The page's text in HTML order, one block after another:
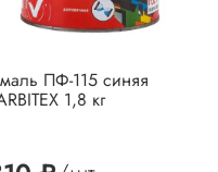
ПФ-115 синяя
1,8 кг